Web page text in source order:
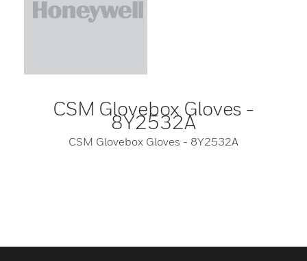
CSM Glovebox Gloves -
8Y2532A
CSM Glovebox Gloves - 8Y2532A